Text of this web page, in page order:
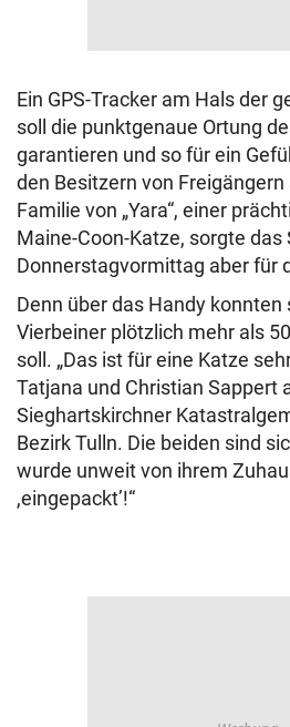
Ein GPS-Tracker am Hals der
soll die punktgenaue Ortung
garantieren und so für ein
den Besitzern von
Familie von „Yara“, einer
Maine-Coon-Katze, sorgte das
Donnerstagvormittag aber für
Denn über das Handy konnten
Vierbeiner plötzlich mehr als
soll. „Das ist für eine Katze
Tatjana und Christian Sappert
Sieghartskirchner
Bezirk Tulln. Die beiden sind
wurde unweit von ihrem
,eingepackt’!“